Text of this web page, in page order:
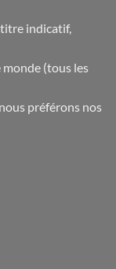
titre indicatif,
(tous les
préférons nos